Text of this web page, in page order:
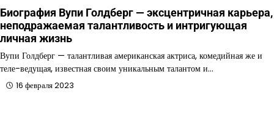
Биография Вупи Голдберг — эксцентричная карьера,
неподражаемая талантливость и интригующая
личная жизнь
Вупи Голдберг — талантливая американская актриса, комедийная же и
теле-ведущая, известная своим уникальным талантом и…
16 февраля 2023